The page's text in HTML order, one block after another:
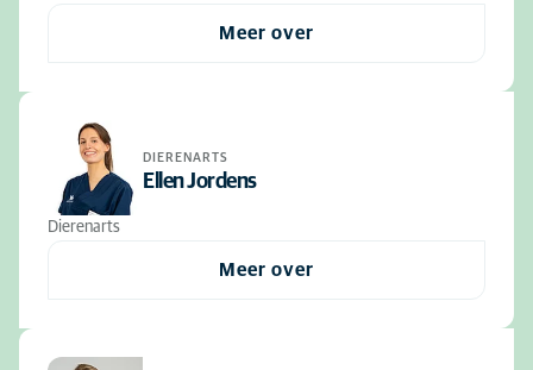
Meer over
DIERENARTS
Ellen Jordens
Dierenarts
Meer over